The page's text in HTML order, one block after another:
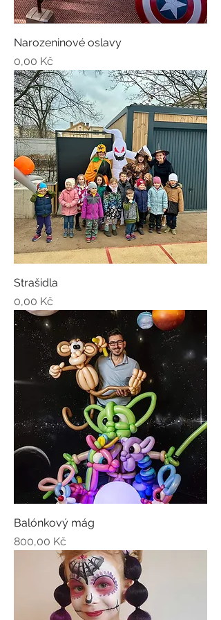
Narozeninové oslavy
Cena
0,00 Kč
Strašidla
Cena
0,00 Kč
Balónkový mág
Cena
800,00 Kč